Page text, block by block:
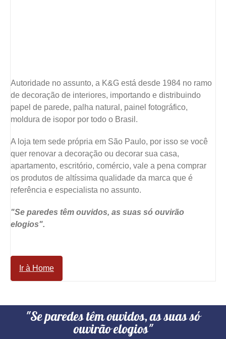
Autoridade no assunto, a K&G está desde 1984 no ramo
de decoração de interiores, importando e distribuindo
papel de parede, palha natural, painel fotográfico,
moldura de isopor por todo o Brasil.
A loja tem sede própria em São Paulo, por isso se você
quer renovar a decoração ou decorar sua casa,
apartamento, escritório, comércio, vale a pena comprar
os produtos de altíssima qualidade da marca que é
referência e especialista no assunto.
"Se paredes têm ouvidos, as suas só ouvirão
elogios".
Ir à Home
"Se paredes têm ouvidos, as suas só
ouvirão elogios"